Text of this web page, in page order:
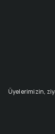
Üyelerimizin,